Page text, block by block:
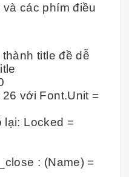
các phím điều
title đề dễ
với Font.Unit =
lại: Locked =
: (Name) =